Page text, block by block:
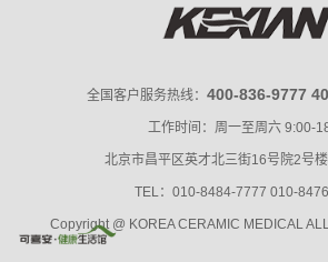
全国客户服务热线： 400-836-9777
工作时间：周一至周六 9:00-
北京市昌平区英才北三街16号院2号
TEL：010-8484-7777 010-
Copyright @ KOREA CERAMIC MEDICAL